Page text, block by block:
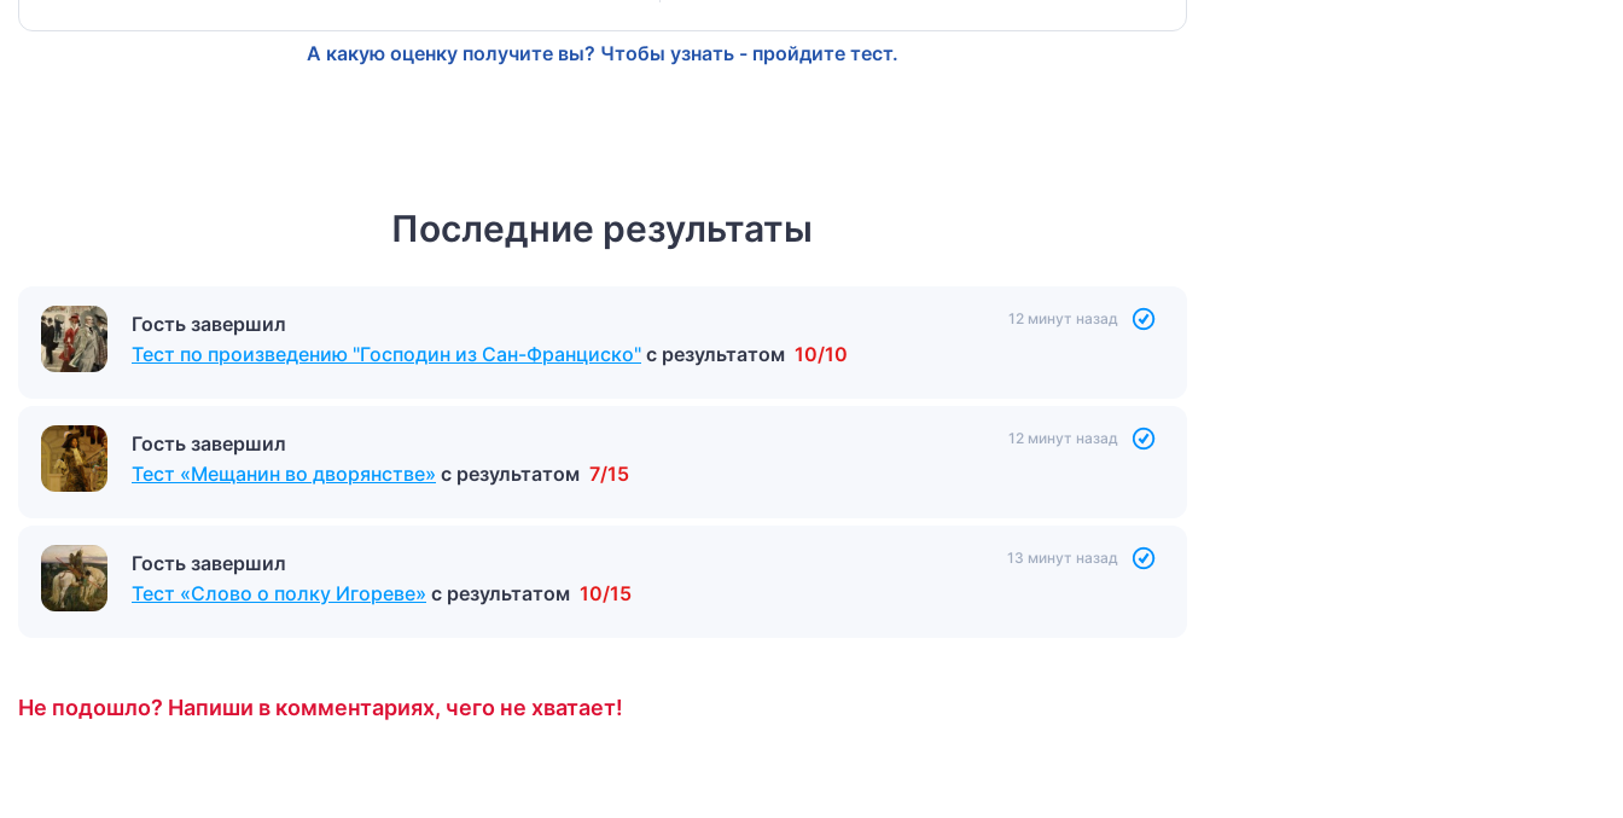
А какую оценку получите вы? Чтобы узнать - пройдите тест.
Последние результаты
Гость завершил
Тест по произведению "Господин из Сан-Франциско" с результатом 10/10
12 минут назад
Гость завершил
Тест «Мещанин во дворянстве» с результатом 7/15
12 минут назад
Гость завершил
Тест «Слово о полку Игореве» с результатом 10/15
13 минут назад
Не подошло? Напиши в комментариях, чего не хватает!